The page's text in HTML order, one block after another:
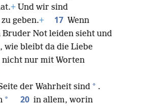
+ Und wir sind
geben.+ 17 Wenn
Not leiden sieht und
wie bleibt da die Liebe
nur mit Worten
der Wahrheit sind * .
* 20 in allem, worin